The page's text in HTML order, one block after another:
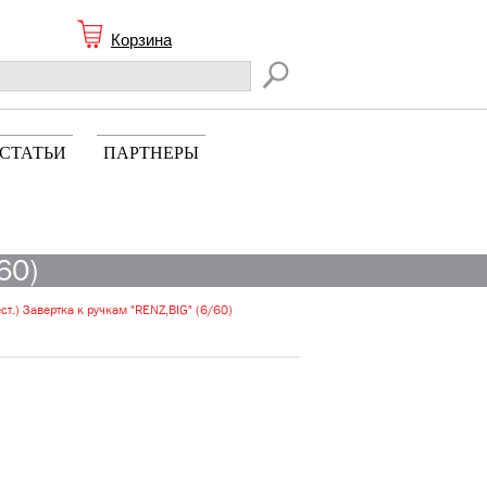
Корзина
ПАРТНЕРЫ
Завертка к ручкам "RENZ,BIG" (6/60)